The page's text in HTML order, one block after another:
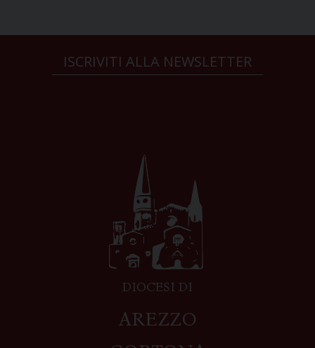
ISCRIVITI ALLA NEWSLETTER
DIOCESI DI
AREZZO